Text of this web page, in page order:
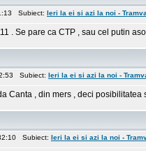
Subiect: Ieri la ei si azi la noi -
. Se pare ca CTP , sau cel putin
Subiect: Ieri la ei si azi la noi -
Canta , din mers , deci
Subiect: Ieri la ei si azi la noi -